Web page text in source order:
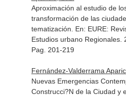
Aproximación al estudio de
transformación de las
tematización. En: EURE:
Estudios urbano Regionales.
Pag. 201-219
Fernández-Valderrama
Nuevas Emergencias
Construcci?N de la Ciudad y